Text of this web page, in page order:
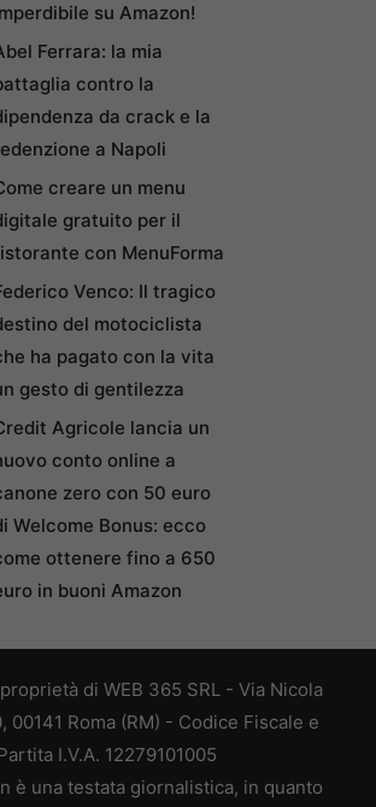
su Amazon!
Ferrara: la mia
contro la
da crack e la
a Napoli
creare un menu
gratuito per il
con MenuForma
Venco: Il tragico
del motociclista
ha pagato con la vita
gesto di gentilezza
Agricole lancia un
conto online a
zero con 50 euro
Welcome Bonus: ecco
ottenere fino a 650
in buoni Amazon
di WEB 365 SRL - Via Nicola
00141 Roma (RM) - Codice Fiscale e
I.V.A. 12279101005
è una testata giornalistica, in quanto